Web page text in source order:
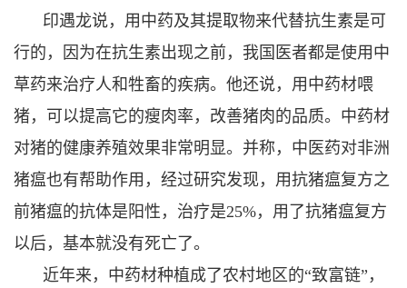
印遇龙说，用中药及其提取物来代替抗生素是可
行的，因为在抗生素出现之前，我国医者都是使用中
草药来治疗人和牲畜的疾病。他还说，用中药材喂
猪，可以提高它的瘦肉率，改善猪肉的品质。中药材
对猪的健康养殖效果非常明显。并称，中医药对非洲
猪瘟也有帮助作用，经过研究发现，用抗猪瘟复方之
前猪瘟的抗体是阳性，治疗是25%，用了抗猪瘟复方
以后，基本就没有死亡了。
近年来，中药材种植成了农村地区的“致富链”，